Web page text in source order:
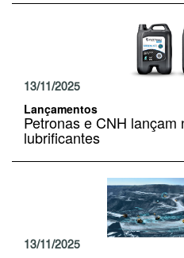
13/11/2025
Lançamentos
Petronas e CNH lançam
lubrificantes
13/11/2025